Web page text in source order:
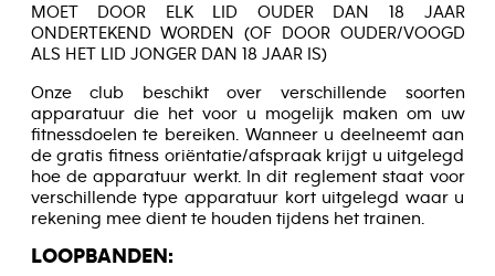
MOET DOOR ELK LID OUDER DAN 18 JAAR
ONDERTEKEND WORDEN (OF DOOR OUDER/VOOGD
ALS HET LID JONGER DAN 18 JAAR IS)
Onze club beschikt over verschillende soorten
apparatuur die het voor u mogelijk maken om uw
fitnessdoelen te bereiken. Wanneer u deelneemt aan
de gratis fitness oriëntatie/afspraak krijgt u uitgelegd
hoe de apparatuur werkt. In dit reglement staat voor
verschillende type apparatuur kort uitgelegd waar u
rekening mee dient te houden tijdens het trainen.
LOOPBANDEN: